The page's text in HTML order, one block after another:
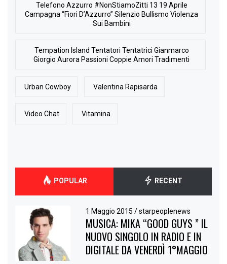
Telefono Azzurro #NonStiamoZitti 13 19 Aprile
Campagna “Fiori D’Azzurro” Silenzio Bullismo Violenza
Sui Bambini
Tempation Island Tentatori Tentatrici Gianmarco
Giorgio Aurora Passioni Coppie Amori Tradimenti
Urban Cowboy Valentina Rapisarda
Video Chat Vitamina
POPULAR RECENT
1 Maggio 2015/ starpeoplenews
MUSICA: MIKA “GOOD GUYS ” IL
NUOVO SINGOLO IN RADIO E IN
DIGITALE DA VENERDÌ 1°MAGGIO